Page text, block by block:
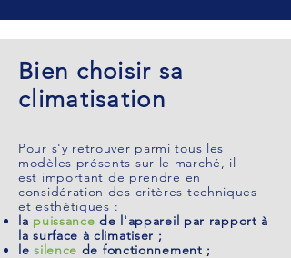
Bien choisir sa
climatisation
Pour s'y retrouver parmi tous les
modèles présents sur le marché, il
est important de prendre en
considération des critères techniques
et esthétiques :
la puissance de l'appareil par rapport à
la surface à climatiser ;
lesilence de fonctionnement ;